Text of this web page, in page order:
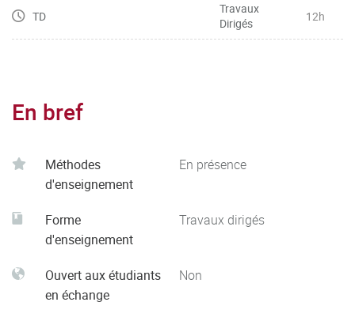
TD
Travaux
Dirigés
12h
En bref
Méthodes
d'enseignement
En présence
Forme
d'enseignement
Travaux dirigés
Ouvert aux étudiants
en échange
Non